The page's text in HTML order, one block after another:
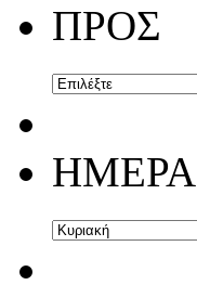
ΠΡΟΣ
ΗΜΕΡΑ